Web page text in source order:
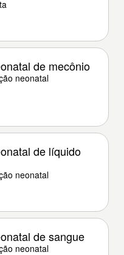
de mecônio
neonatal
de líquido
neonatal
de sangue
neonatal